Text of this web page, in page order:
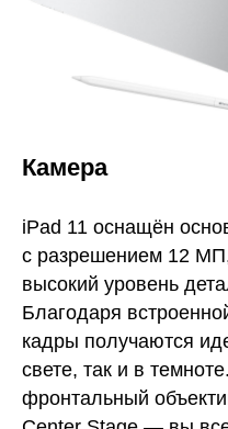
Камера
iPad 11 оснащён
с разрешением 12
высокий уровень
Благодаря
кадры получаются
свете, так и в
фронтальный